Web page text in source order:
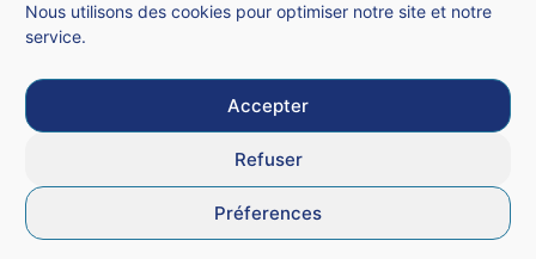
Nous utilisons des cookies pour optimiser notre site et notre
service.
Accepter
Refuser
Préferences
CGU